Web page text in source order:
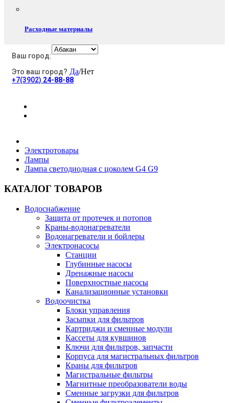
Расходные материалы
Электротовары
Строительные товары
Все для бани
Полезные статьи
Ваш город:
Это ваш город? Да/Нет
+7(3902) 24-88-88
Электротовары
Лампы
Лампа светодиодная с цоколем G4 G9
КАТАЛОГ ТОВАРОВ
Водоснабжение
Защита от протечек и потопов
Краны-водонагреватели
Водонагреватели и бойлеры
Электронасосы
Станции
Глубинные насосы
Дренажные насосы
Поверхностные насосы
Канализационные установки
Водоочистка
Блоки управления
Засыпки для фильтров
Картриджи и сменные модули
Кассеты для кувшинов
Ключи для фильтров, запчасти
Корпуса для магистральных фильтров
Краны для фильтров
Магистральные фильтры
Магнитные преобразователи воды
Сменные загрузки для фильтров